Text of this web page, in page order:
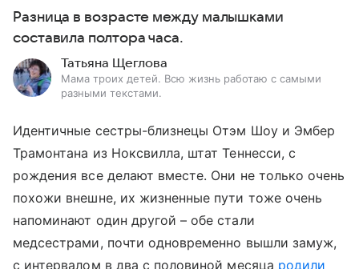
Разница в возрасте между малышками
составила полтора часа.
Татьяна Щеглова
Мама троих детей. Всю жизнь работаю с самыми
разными текстами.
Идентичные сестры-близнецы Отэм Шоу и Эмбер
Трамонтана из Ноксвилла, штат Теннесси, с
рождения все делают вместе. Они не только очень
похожи внешне, их жизненные пути тоже очень
напоминают один другой – обе стали
медсестрами, почти одновременно вышли замуж,
с интервалом в два с половиной месяца родили